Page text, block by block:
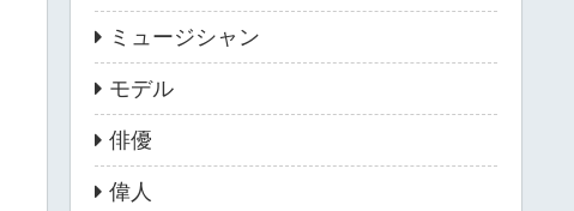
ミュージシャン
モデル
俳優
偉人